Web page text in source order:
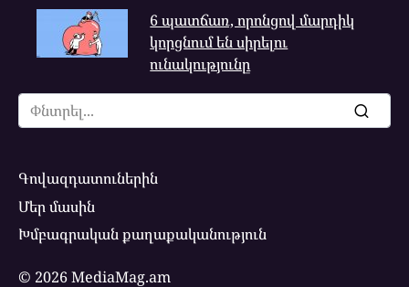
6 պատճառ, որոնցով մարդիկ
կորցնում են սիրելու
ունակությունը
Search
for:
Գովազդատուներին
Մեր մասին
Խմբագրական քաղաքականություն
© 2026 MediaMag.am